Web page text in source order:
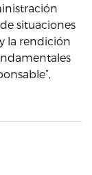
situaciones
la rendición